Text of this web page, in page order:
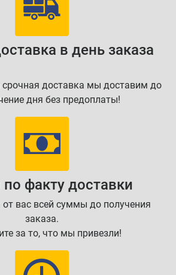
в день заказа
срочная доставка мы доставим до
дня без предоплаты!
факту доставки
вас всей суммы до получения
заказа.
за то, что мы привезли!